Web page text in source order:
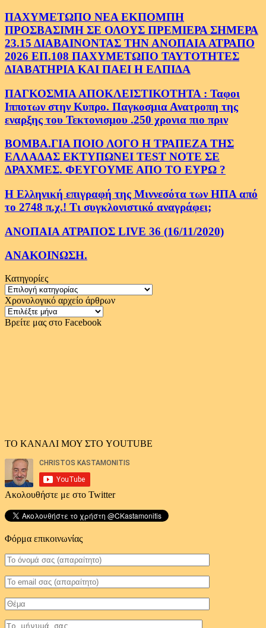
ΠΑΧΥΜΕΤΩΠΟ ΝΕΑ ΕΚΠΟΜΠΗ
ΠΡΟΣΒΑΣΙΜΗ ΣΕ ΟΛΟΥΣ ΠΡΕΜΙΕΡΑ ΣΗΜΕΡΑ
23.15 ΔΙΑΒΑΙΝΟΝΤΑΣ ΤΗΝ ΑΝΟΠΑΙΑ ΑΤΡΑΠΟ
2026 ΕΠ.108 ΠΑΧΥΜΕΤΩΠΟ ΤΑΥΤΟΤΗΤΕΣ
ΔΙΑΒΑΤΗΡΙΑ ΚΑΙ ΠΑΕΙ Η ΕΛΠΙΔΑ
ΠΑΓΚΟΣΜΙΑ ΑΠΟΚΛΕΙΣΤΙΚΟΤΗΤΑ : Ταφοι
Ιπποτων στην Κυπρο. Παγκοσμια Ανατροπη της
εναρξης του Τεκτονισμου .250 χρονια πιο πριν
ΒΟΜΒΑ.ΓΙΑ ΠΟΙΟ ΛΟΓΟ Η ΤΡΑΠΕΖΑ ΤΗΣ
ΕΛΛΑΔΑΣ ΕΚΤΥΠΩΝΕΙ TEST NOTE ΣΕ
ΔΡΑΧΜΕΣ. ΦΕΥΓΟΥΜΕ ΑΠΟ ΤΟ ΕΥΡΩ ?
Η Ελληνική επιγραφή της Μιννεσότα των ΗΠΑ από
το 2748 π.χ.! Τι συγκλονιστικό αναγράφει;
ΑΝΟΠΑΙΑ ΑΤΡΑΠΟΣ LIVE 36 (16/11/2020)
ΑΝΑΚΟΙΝΩΣΗ.
Κατηγορίες
Κατηγορίες
Χρονολογικό αρχείο άρθρων
Χρονολογικό
αρχείο
Βρείτε μας στο Facebook
ΤΟ ΚΑΝΑΛΙ ΜΟΥ ΣΤΟ YOUTUBE
Ακολουθήστε με στο Twitter
Φόρμα επικοινωνίας